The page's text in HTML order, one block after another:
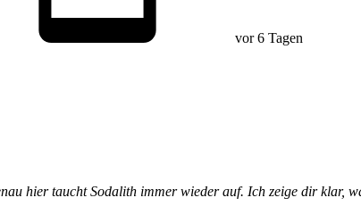
vor 6 Tagen
hier taucht Sodalith immer wieder auf. Ich zeige dir klar,